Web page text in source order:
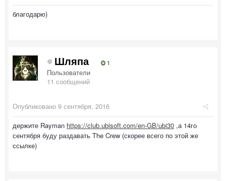
благодарю)
Шляпа 1
Пользователи
11 сообщений
Опубликовано 9 сентября, 2016
держите Rayman https://club.ubisoft.com/en-GB/ubi30 ,а 14го
сентября буду раздавать The Crew (скорее всего по этой же
ссылке)